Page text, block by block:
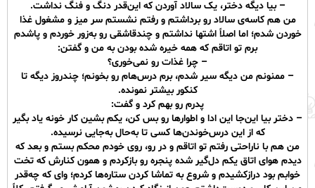
– بیا دیگه دختر، یک سالاد آوردن که این‌قدر دنگ و فنگ نداشت.
من هم کاسه‌ی سالاد رو برداشتم و رفتم نشستم سر میز و مشغول غذا
خوردن شدم‌؛ اما اصلاً اشتها نداشتم و چندقاشقی رو به‌زور خوردم و پاشدم
برم تو اتاقم که همه خیره شده بودن به‌ من و گفتن:
– چرا غذات رو نمی‌خوری؟
– ممنونم من دیگه سیر شدم، برم درس‌هام رو بخونم؛ چندروز دیگه تا
کنکور بیشتر نمونده.
پدرم رو بهم کرد و گفت:
– دختر بیا این‌جا این ادا و اطوارها رو بس کن، یکم بشین کار خونه یاد بگیر
که از این درس‌خوندن‌ها کسی تا به‌حال به‌‌جایی نرسیده.
من‌ هم با ناراحتی رفتم تو اتاقم و در رو، روی خودم محکم بستم و بعد که
دیدم هوای اتاق یکم دل‌گیر شده پنجره رو باز‌کردم و همون کنارش که تخت
خوابم بود دراز‌کشیدم و شروع‌ به تماشا کردن ستاره‌ها کردم؛ وای که چه‌قدر